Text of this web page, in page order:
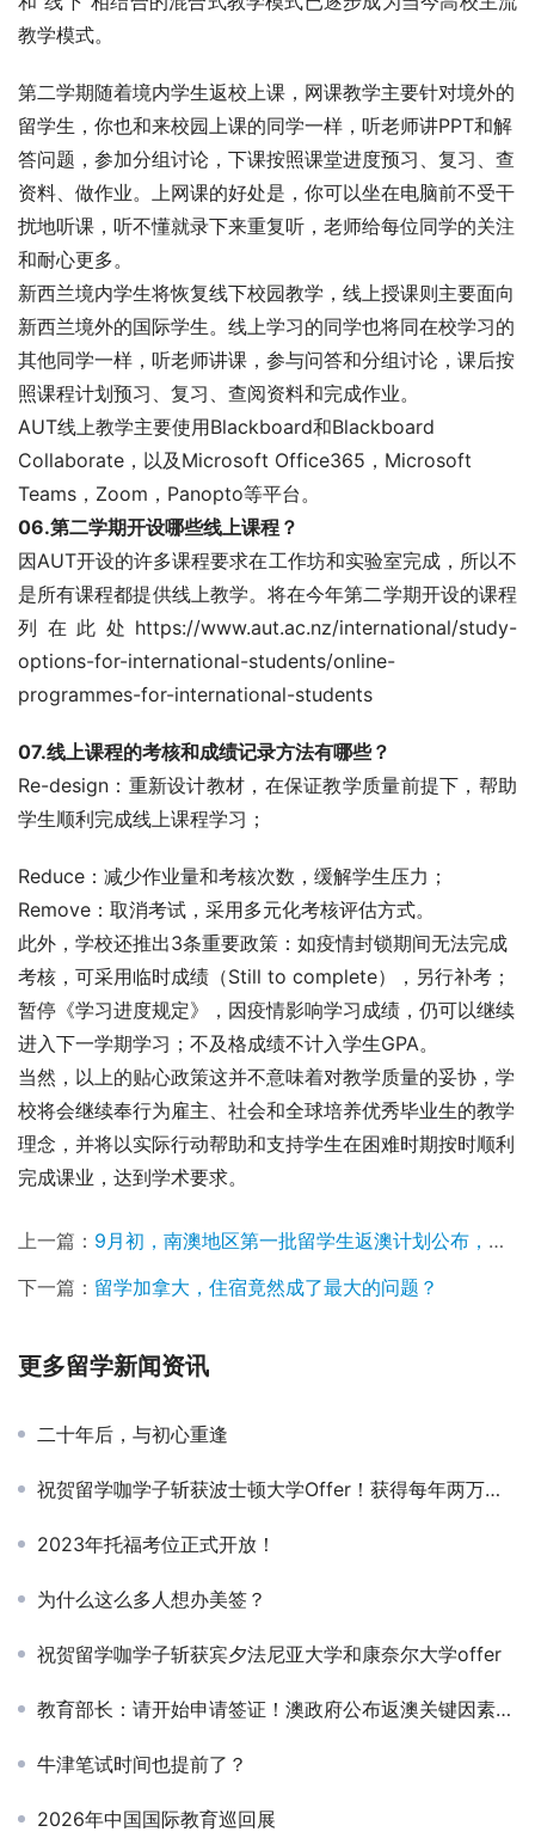
教学模式。
第二学期随着境内学生返校上课，网课教学主要针对境外的
留学生，你也和来校园上课的同学一样，听老师讲PPT和解
答问题，参加分组讨论，下课按照课堂进度预习、复习、查
资料、做作业。上网课的好处是，你可以坐在电脑前不受干
扰地听课，听不懂就录下来重复听，老师给每位同学的关注
和耐心更多。
新西兰境内学生将恢复线下校园教学，线上授课则主要面向
新西兰境外的国际学生。线上学习的同学也将同在校学习的
其他同学一样，听老师讲课，参与问答和分组讨论，课后按
照课程计划预习、复习、查阅资料和完成作业。
AUT线上教学主要使用Blackboard和Blackboard
Collaborate，以及Microsoft Office365，Microsoft
Teams，Zoom，Panopto等平台。
06.第二学期开设哪些线上课程？
因AUT开设的许多课程要求在工作坊和实验室完成，所以不
是所有课程都提供线上教学。将在今年第二学期开设的课程
列在此处https://www.aut.ac.nz/international/study-
options-for-international-students/online-
programmes-for-international-students
07.线上课程的考核和成绩记录方法有哪些？
Re-design：重新设计教材，在保证教学质量前提下，帮助
学生顺利完成线上课程学习；
Reduce：减少作业量和考核次数，缓解学生压力；
Remove：取消考试，采用多元化考核评估方式。
此外，学校还推出3条重要政策：如疫情封锁期间无法完成
考核，可采用临时成绩（Still to complete），另行补考；
暂停《学习进度规定》，因疫情影响学习成绩，仍可以继续
进入下一学期学习；不及格成绩不计入学生GPA。
当然，以上的贴心政策这并不意味着对教学质量的妥协，学
校将会继续奉行为雇主、社会和全球培养优秀毕业生的教学
理念，并将以实际行动帮助和支持学生在困难时期按时顺利
完成课业，达到学术要求。
上一篇： 9月初，南澳地区第一批留学生返澳计划公布，中国学生包含在内…
下一篇： 留学加拿大，住宿竟然成了最大的问题？
更多留学新闻资讯
二十年后，与初心重逢
祝贺留学咖学子斩获波士顿大学Offer！获得每年两万一千美金的奖学金！
2023年托福考位正式开放！
为什么这么多人想办美签？
祝贺留学咖学子斩获宾夕法尼亚大学和康奈尔大学offer
教育部长：请开始申请签证！澳政府公布返澳关键因素，留学生或凭这个证返澳免隔离！
牛津笔试时间也提前了？
2026年中国国际教育巡回展